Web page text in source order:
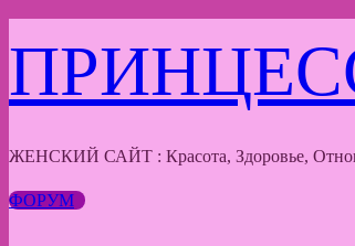
к
содержимому
ЖЕНСКИЙ САЙТ : Красота, Здоровье,
ФОРУМ